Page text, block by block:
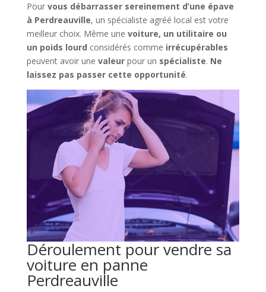
Pour vous débarrasser sereinement d’une épave
à Perdreauville, un spécialiste agréé local est votre
meilleur choix. Même une voiture, un utilitaire ou
un poids lourd considérés comme irrécupérables
peuvent avoir une valeurpour un spécialiste. Ne
laissez pas passer cette opportunité.
Déroulement pour vendre sa
voiture en panne
Perdreauville